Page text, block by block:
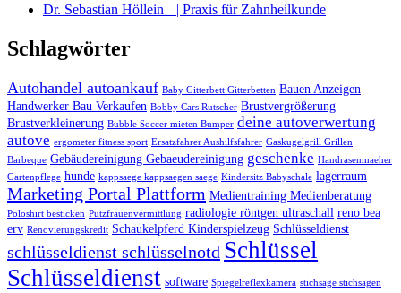
Dr. Sebastian Höllein | Praxis für Zahnheilkunde
Schlagwörter
Autohandel autoankauf Baby Gitterbett Gitterbetten Bauen Anzeigen
Handwerker Bau Verkaufen Bobby Cars Rutscher Brustvergrößerung
Brustverkleinerung Bubble Soccer mieten Bumper deine autoverwertung
autove ergometer fitness sport Ersatzfahrer Aushilfsfahrer Gaskugelgrill Grillen
Barbeque Gebäudereinigung Gebaeudereinigung geschenke Handrasenmaeher
Gartenpflege hunde kappsaege kappsaegen saege Kindersitz Babyschale lagerraum
Marketing Portal Plattform Medientraining Medienberatung
Poloshirt besticken Putzfrauenvermittlung radiologie röntgen ultraschall reno bea
erv Renovierungskredit Schaukelpferd Kinderspielzeug Schlüsseldienst
schlüsseldienst schlüsselnotd Schlüssel
Schlüsseldienst software Spiegelreflexkamera stichsäge stichsägen